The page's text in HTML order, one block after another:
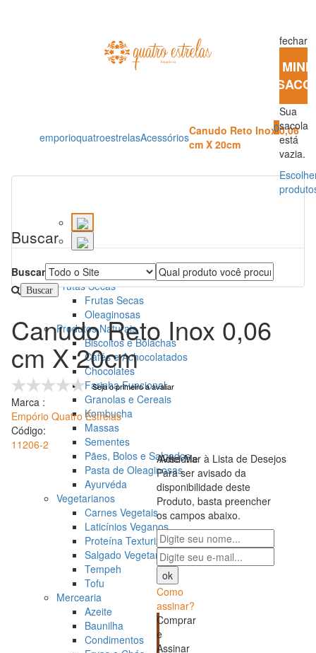
Buscar
Buscar
0
fechar
Sua
sacola
está
vazia.
Todos os Departamentos
Frutas Secas
Frutas Secas
Oleaginosas
Produtos Naturais
Biscoitos e Bolachas
Cafés e Achocolatados
Chocolates
Farinha Funcional
Granolas e Cereais
Kombucha
Massas
Sementes
Pães, Bolos e Salgados
Pasta de Oleaginosas
Ayurvéda
Vegetarianos
Carnes Vegetais
Laticínios Veganos
Proteína Texturizada
Salgado Vegetariano
Tempeh
Tofu
Mercearia
Azeite
Baunilha
Condimentos
emporioquatroestrelasAcessóriosCanudo Reto Inox 0,06
cm X 20cm
Canudo Reto Inox 0,06
cm X 20cm
Seja o primeiro a avaliar
Marca :
Empório Quatro Estrelas
Código:
11206-2
Avise-Me
Para ser avisado da
disponibilidade deste
Produto, basta preencher
os campos abaixo.
Como
assinar?
Comprar
e
Assinar
Adicionar à Lista de Desejos